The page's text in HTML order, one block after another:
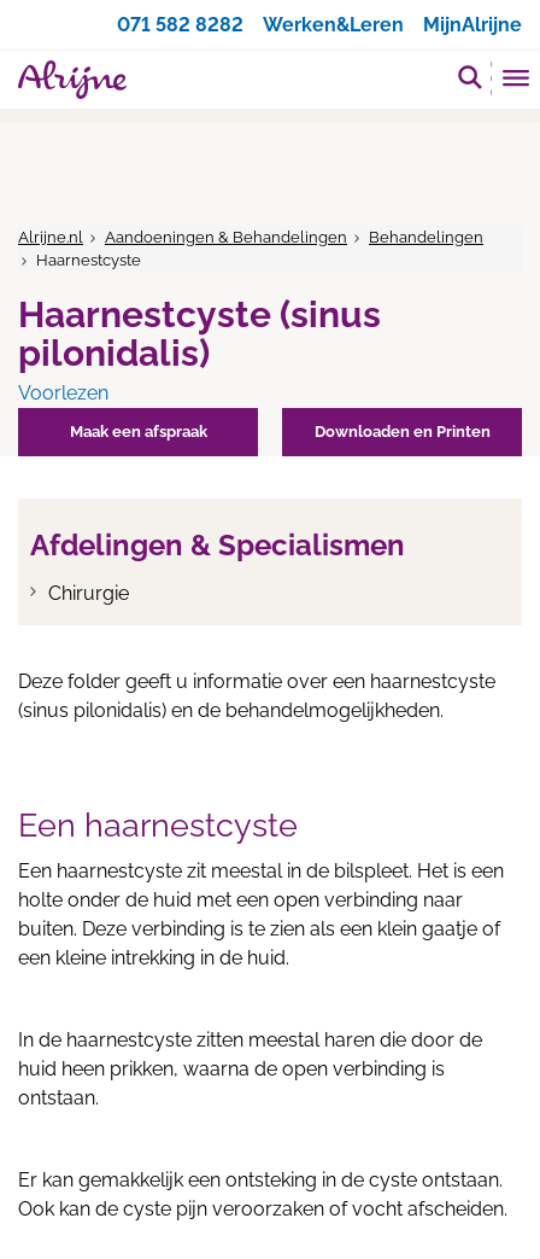
071 582 8282
Werken&Leren MijnAlrijne
Alrijne.nl Aandoeningen & Behandelingen
Behandelingen
Haarnestcyste
Haarnestcyste (sinus
pilonidalis)
Voorlezen
Maak een afspraak Downloaden en Printen
Afdelingen & Specialismen
Chirurgie
Deze folder geeft u informatie over een haarnestcyste
(sinus pilonidalis) en de behandelmogelijkheden.
Een haarnestcyste
Een haarnestcyste zit meestal in de bilspleet. Het is een
holte onder de huid met een open verbinding naar
buiten. Deze verbinding is te zien als een klein gaatje of
een kleine intrekking in de huid.
In de haarnestcyste zitten meestal haren die door de
huid heen prikken, waarna de open verbinding is
ontstaan.
Er kan gemakkelijk een ontsteking in de cyste ontstaan.
Ook kan de cyste pijn veroorzaken of vocht afscheiden.